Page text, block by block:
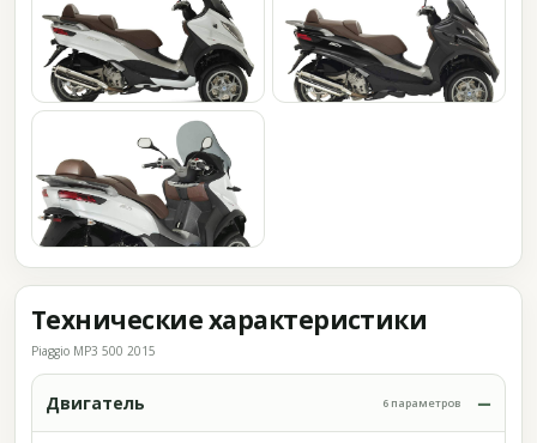
Технические характеристики
Piaggio MP3 500 2015
Двигатель 6 параметров